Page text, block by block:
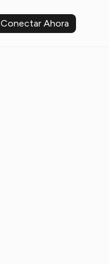
Conectar Ahora